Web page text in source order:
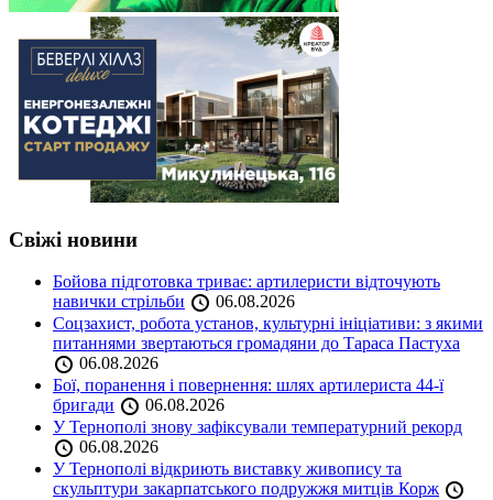
Свіжі новини
Бойова підготовка триває: артилеристи відточують
навички стрільби
06.08.2026
Соцзахист, робота установ, культурні ініціативи: з якими
питаннями звертаються громадяни до Тараса Пастуха
06.08.2026
Бої, поранення і повернення: шлях артилериста 44-ї
бригади
06.08.2026
У Тернополі знову зафіксували температурний рекорд
06.08.2026
У Тернополі відкриють виставку живопису та
скульптури закарпатського подружжя митців Корж